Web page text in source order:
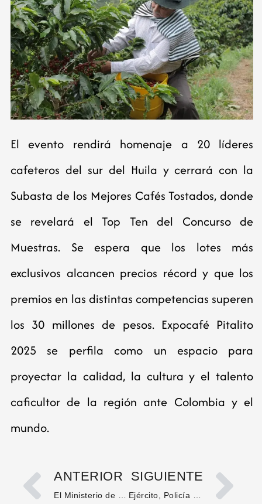
El evento rendirá homenaje a 20 líderes
cafeteros del sur del Huila y cerrará con la
Subasta de los Mejores Cafés Tostados, donde
se revelará el Top Ten del Concurso de
Muestras. Se espera que los lotes más
exclusivos alcancen precios récord y que los
premios en las distintas competencias superen
los 30 millones de pesos. Expocafé Pitalito
2025 se perfila como un espacio para
proyectar la calidad, la cultura y el talento
caficultor de la región ante Colombia y el
mundo.
ANTERIOR SIGUIENTE